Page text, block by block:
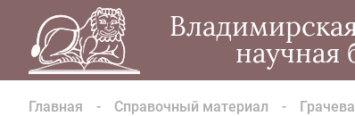
научная
Главная Справочный материал